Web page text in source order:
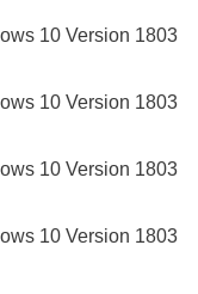
10 Version 1803
10 Version 1803
10 Version 1803
10 Version 1803